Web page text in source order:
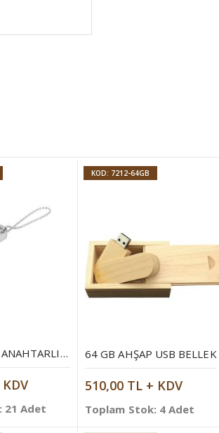
64 GB METAL ANAHTARLIK USB BELLEK
21 Adet
KOD: 7212-64GB
64 GB AHŞAP USB BELLEK
510,00 TL + KDV
Toplam Stok: 4 Adet